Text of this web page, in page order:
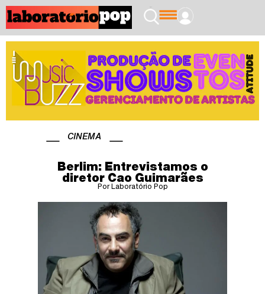
CINEMA
Berlim: Entrevistamos o
diretor Cao Guimarães
Por Laboratório Pop